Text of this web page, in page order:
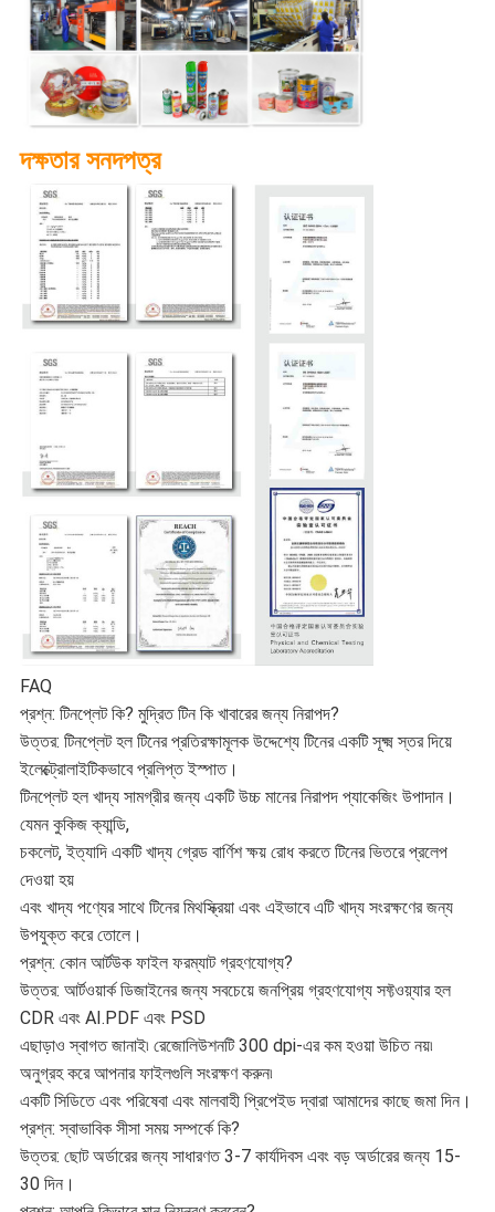
দক্ষতার সনদপত্র
FAQ
প্রশ্ন: টিনপ্লেট কি? মুদ্রিত টিন কি খাবারের জন্য নিরাপদ?
উত্তর: টিনপ্লেট হল টিনের প্রতিরক্ষামূলক উদ্দেশ্যে টিনের একটি সূক্ষ্ম স্তর দিয়ে
ইলেক্ট্রোলাইটিকভাবে প্রলিপ্ত ইস্পাত।
টিনপ্লেট হল খাদ্য সামগ্রীর জন্য একটি উচ্চ মানের নিরাপদ প্যাকেজিং উপাদান।
যেমন কুকিজ ক্যান্ডি,
চকলেট, ইত্যাদি একটি খাদ্য গ্রেড বার্ণিশ ক্ষয় রোধ করতে টিনের ভিতরে প্রলেপ
দেওয়া হয়
এবং খাদ্য পণ্যের সাথে টিনের মিথস্ক্রিয়া এবং এইভাবে এটি খাদ্য সংরক্ষণের জন্য
উপযুক্ত করে তোলে।
প্রশ্ন: কোন আর্টউক ফাইল ফরম্যাট গ্রহণযোগ্য?
উত্তর: আর্টওয়ার্ক ডিজাইনের জন্য সবচেয়ে জনপ্রিয় গ্রহণযোগ্য সফ্টওয়্যার হল
CDR এবং AI.PDF এবং PSD
এছাড়াও স্বাগত জানাই৷ রেজোলিউশনটি 300 dpi-এর কম হওয়া উচিত নয়৷
অনুগ্রহ করে আপনার ফাইলগুলি সংরক্ষণ করুন৷
একটি সিডিতে এবং পরিষেবা এবং মালবাহী প্রিপেইড দ্বারা আমাদের কাছে জমা দিন।
প্রশ্ন: স্বাভাবিক সীসা সময় সম্পর্কে কি?
উত্তর: ছোট অর্ডারের জন্য সাধারণত 3-7 কার্যদিবস এবং বড় অর্ডারের জন্য 15-
30 দিন।